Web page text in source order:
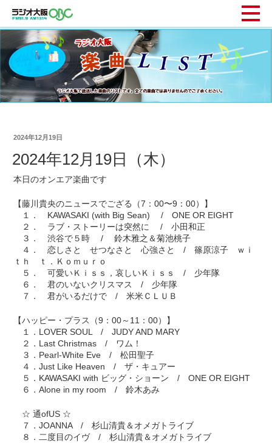
2024年12月19日
2024年12月19日（木）
本日のオンエア楽曲です
【藤川貴央のニュースでござる（7：00〜9：00）】
１． KAWASAKI (with Big Sean) / ONE OR EIGHT
２． ラブ・ストーリーは突然に / 小田和正
３． 渋谷で５時 / 鈴木雅之＆菊池桃子
４． 恋しさと せつなさと 心強さと / 篠原涼子 ｗｉ
ｔｈ ｔ．Ｋｏｍｕｒｏ
５． 可愛いＫｉｓｓ，哀しいＫｉｓｓ / 少年隊
６． 君のいないクリスマス / 少年隊
７． 君がいるだけで / 米米ＣＬＵＢ
【ハッピー・プラス（9：00～11：00）】
１．LOVER SOUL / JUDY AND MARY
２．Last Christmas / ワム！
３．Pearl-White Eve / 松田聖子
４．Just Like Heaven / ザ・キュアー
５．KAWASAKI with ビッグ・ショーン / ONE OR EIGHT
６．Alone in my room / 鈴木あみ
☆ 通ofUS ☆
７．JOANNA / 杉山清貴＆オメガトライブ
８．二度目のイヴ / 杉山清貴＆オメガトライブ